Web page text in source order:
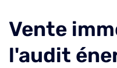
Vente
l'audit